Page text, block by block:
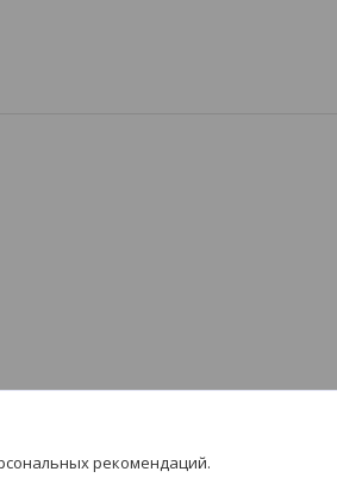
рекомендаций.